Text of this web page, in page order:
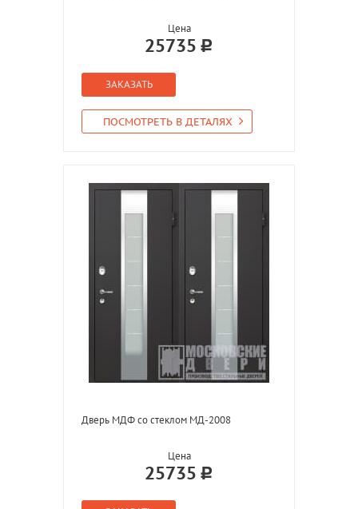
Цена
25735
ЗАКАЗАТЬ
ПОСМОТРЕТЬ В ДЕТАЛЯХ
Дверь МДФ со стеклом МД-2008
Цена
25735